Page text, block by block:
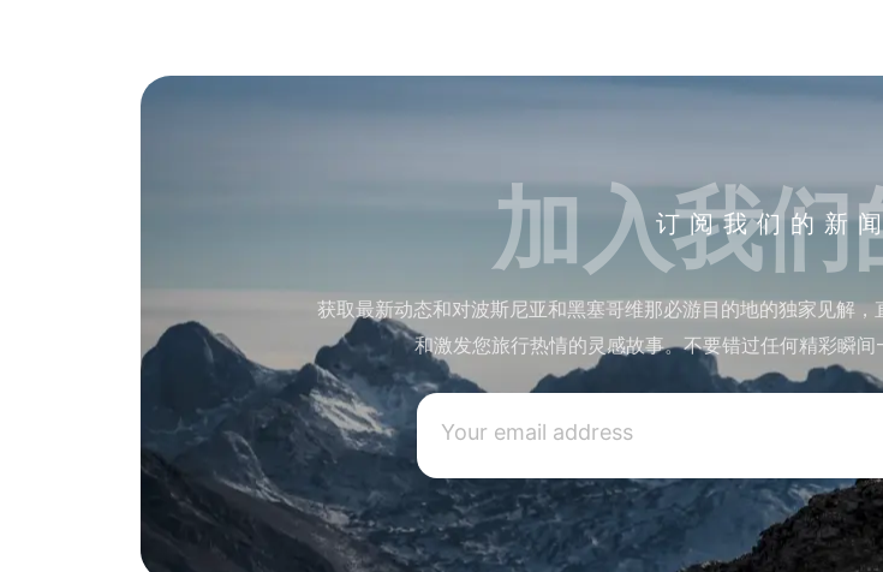
订阅我们的新
加入我
获取最新动态和对波斯尼亚和黑塞哥维那必游目的地的独家见解
和激发您旅行热情的灵感故事。不要错过任何精彩瞬